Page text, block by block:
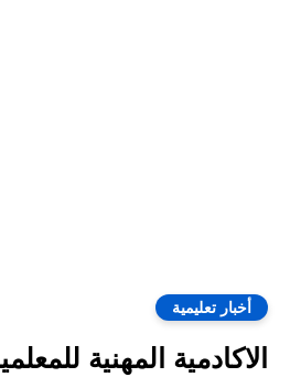
أخبار تعليمية
الاكادمية المهنية